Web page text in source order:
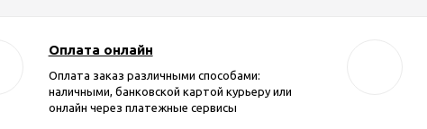
Оплата онлайн
Оплата заказ различными способами:
наличными, банковской картой курьеру или
онлайн через платежные сервисы